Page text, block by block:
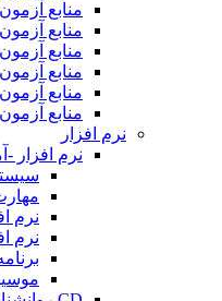
منابع
منابع
منابع
منابع
منابع
منابع
نرم افزار
نرم افزار
نرم
نرم